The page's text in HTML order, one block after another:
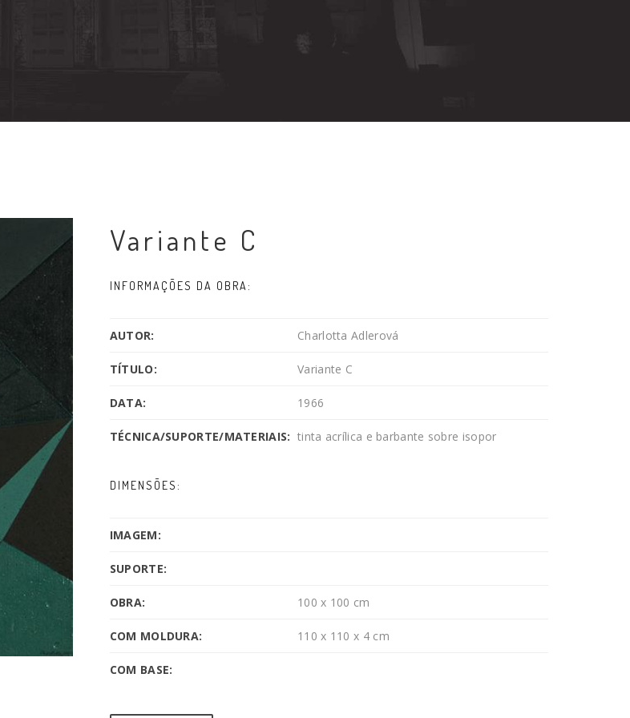
Variante C
INFORMAÇÕES DA OBRA:
AUTOR: Charlotta Adlerová
TÍTULO: Variante C
DATA: 1966
TÉCNICA/SUPORTE/MATERIAIS: tinta acrílica e barbante sobre isopor
DIMENSÕES:
IMAGEM:
SUPORTE:
OBRA: 100 x 100 cm
COM MOLDURA: 110 x 110 x 4 cm
COM BASE: